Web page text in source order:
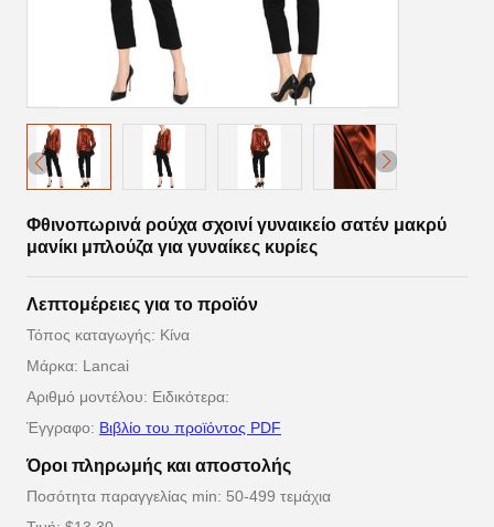
Φθινοπωρινά ρούχα σχοινί γυναικείο σατέν μακρύ
μανίκι μπλούζα για γυναίκες κυρίες
Λεπτομέρειες για το προϊόν
Τόπος καταγωγής: Κίνα
Μάρκα: Lancai
Αριθμό μοντέλου: Ειδικότερα:
Έγγραφο: Βιβλίο του προϊόντος PDF
Όροι πληρωμής και αποστολής
Ποσότητα παραγγελίας min: 50-499 τεμάχια